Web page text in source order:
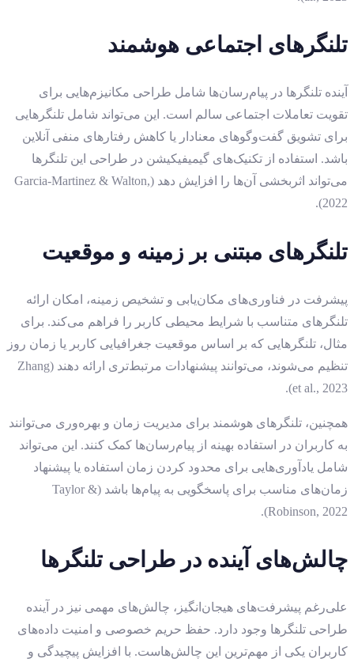
تلنگرهای اجتماعی هوشمند
آینده تلنگرها در پیام‌رسان‌ها شامل طراحی مکانیزم‌هایی برای
تقویت تعاملات اجتماعی سالم است. این می‌تواند شامل تلنگرهایی
برای تشویق گفت‌وگوهای معنادار یا کاهش رفتارهای منفی آنلاین
باشد. استفاده از تکنیک‌های گیمیفیکیشن در طراحی این تلنگرها
می‌تواند اثربخشی آن‌ها را افزایش دهد (Garcia-Martinez & Walton,
2022).
تلنگرهای مبتنی بر زمینه و موقعیت
پیشرفت در فناوری‌های مکان‌یابی و تشخیص زمینه، امکان ارائه
تلنگرهای متناسب با شرایط محیطی کاربر را فراهم می‌کند. برای
مثال، تلنگرهایی که بر اساس موقعیت جغرافیایی کاربر یا زمان روز
تنظیم می‌شوند، می‌توانند پیشنهادات مرتبط‌تری ارائه دهند (Zhang
et al., 2023).
همچنین، تلنگرهای هوشمند برای مدیریت زمان و بهره‌وری می‌توانند
به کاربران در استفاده بهینه از پیام‌رسان‌ها کمک کنند. این می‌تواند
شامل یادآوری‌هایی برای محدود کردن زمان استفاده یا پیشنهاد
زمان‌های مناسب برای پاسخگویی به پیام‌ها باشد (Taylor &
Robinson, 2022).
چالش‌های آینده در طراحی تلنگرها
علی‌رغم پیشرفت‌های هیجان‌انگیز، چالش‌های مهمی نیز در آینده
طراحی تلنگرها وجود دارد. حفظ حریم خصوصی و امنیت داده‌های
کاربران یکی از مهم‌ترین این چالش‌هاست. با افزایش پیچیدگی و